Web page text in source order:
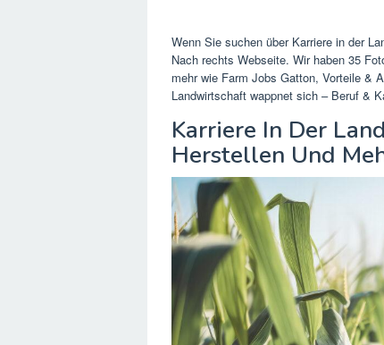
Wenn Sie suchen über Karriere in der
Nach rechts Webseite. Wir haben 35
mehr wie Farm Jobs Gatton, Vorteile &
Landwirtschaft wappnet sich – Beruf &
Karriere In Der
Herstellen Und